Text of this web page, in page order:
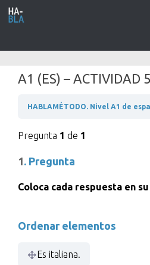
Saltar al contenido
A1 (ES) – ACTIVIDAD
HABLAMÉTODO. Nivel A1 de
Pregunta 1 de 1
1. Pregunta
Coloca cada respuesta en
Ordenar elementos
Es italiana.